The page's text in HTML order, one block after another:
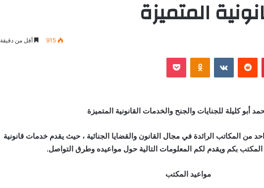
المتميزة
915 أقل من دقيقة
بينتيريست ‏Reddit
‏VKontakte
Odnoklassniki بوكيت
أبو كليلة للجنايات والجنح والخدمات القانونية المتميزة
من المكاتب الرائدة في مجال القانون والقضايا الجنائية ، حيث يقدم خدمات قانونية
بكم ويقدم لكم المعلومات التالية حول مواعيده وطرق التواصل.
مواعيد المكتب